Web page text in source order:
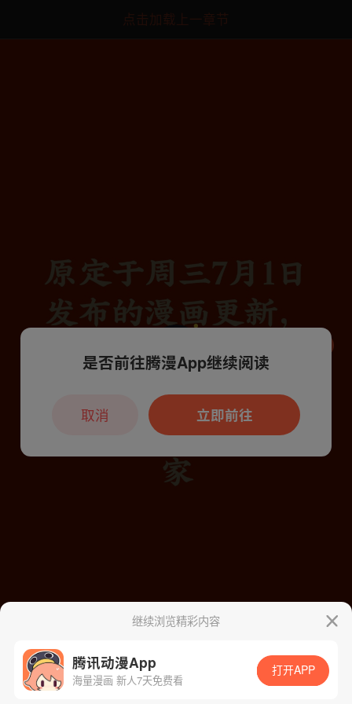
点击加载上一章节
App免费看
继续浏览精彩内容
腾讯动漫App
海量漫画 新人7天免费看
打开APP
本章节仅支持App阅读，可打开App新用
户7天免费看
是否前往腾漫App继续阅读
立即前往
取消